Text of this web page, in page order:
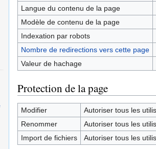
Langue du contenu de la page
Modèle de contenu de la page
Indexation par robots
Nombre de redirections vers cette page
Valeur de hachage
Protection de la page
Modifier
Autoriser tous les
Renommer
Autoriser tous les
Import de fichiers
Autoriser tous les